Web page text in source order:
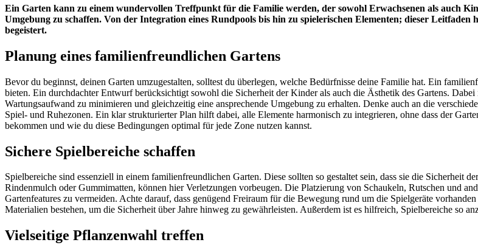
Ein Garten kann zu einem wundervollen Treffpunkt für die Familie werden, der sowohl Erwachsenen als auch
Umgebung zu schaffen. Von der Integration eines Rundpools bis hin zu spielerischen Elementen; dieser
begeistert.
Planung eines familienfreundlichen Gartens
Bevor du beginnst, deinen Garten umzugestalten, solltest du überlegen, welche Bedürfnisse deine Familie hat. Ein
bieten. Ein durchdachter Entwurf berücksichtigt sowohl die Sicherheit der Kinder als auch die Ästhetik des Gartens.
Wartungsaufwand zu minimieren und gleichzeitig eine ansprechende Umgebung zu erhalten. Denke auch an die
Spiel- und Ruhezonen. Ein klar strukturierter Plan hilft dabei, alle Elemente harmonisch zu integrieren, ohne dass der
bekommen und wie du diese Bedingungen optimal für jede Zone nutzen kannst.
Sichere Spielbereiche schaffen
Spielbereiche sind essenziell in einem familienfreundlichen Garten. Diese sollten so gestaltet sein, dass sie die Sicherheit
Rindenmulch oder Gummimatten, können hier Verletzungen vorbeugen. Die Platzierung von Schaukeln, Rutschen und
Gartenfeatures zu vermeiden. Achte darauf, dass genügend Freiraum für die Bewegung rund um die Spielgeräte
Materialien bestehen, um die Sicherheit über Jahre hinweg zu gewährleisten. Außerdem ist es hilfreich, Spielbereiche so
Vielseitige Pflanzenwahl treffen